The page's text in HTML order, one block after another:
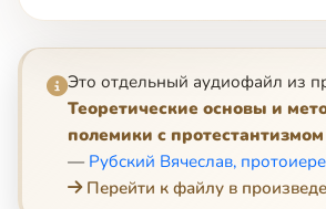
Это отдельный аудиофайл из
Теоретические основы и
полемики с протестантизмом
— Рубский Вячеслав,
Перейти к файлу в